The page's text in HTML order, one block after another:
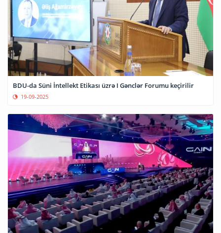
BDU-da Süni İntellekt Etikası üzrə I Gənclər Forumu keçirilir
19-09-2025